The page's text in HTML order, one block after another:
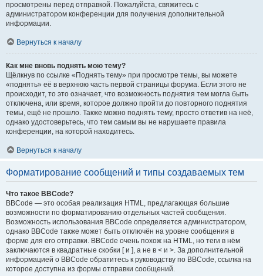
просмотрены перед отправкой. Пожалуйста, свяжитесь с
администратором конференции для получения дополнительной
информации.
Вернуться к началу
Как мне вновь поднять мою тему?
Щёлкнув по ссылке «Поднять тему» при просмотре темы, вы можете
«поднять» её в верхнюю часть первой страницы форума. Если этого не
происходит, то это означает, что возможность поднятия тем могла быть
отключена, или время, которое должно пройти до повторного поднятия
темы, ещё не прошло. Также можно поднять тему, просто ответив на неё,
однако удостоверьтесь, что тем самым вы не нарушаете правила
конференции, на которой находитесь.
Вернуться к началу
Форматирование сообщений и типы создаваемых тем
Что такое BBCode?
BBCode — это особая реализация HTML, предлагающая большие
возможности по форматированию отдельных частей сообщения.
Возможность использования BBCode определяется администратором,
однако BBCode также может быть отключён на уровне сообщения в
форме для его отправки. BBCode очень похож на HTML, но теги в нём
заключаются в квадратные скобки [ и ], а не в < и >. За дополнительной
информацией о BBCode обратитесь к руководству по BBCode, ссылка на
которое доступна из формы отправки сообщений.